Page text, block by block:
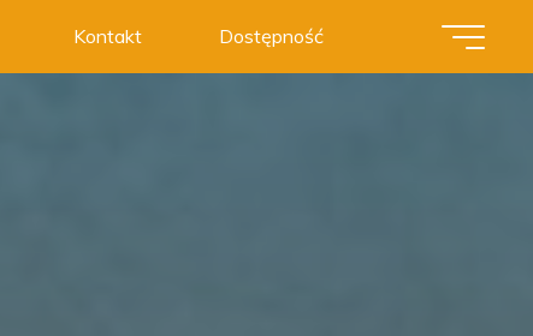
Kontakt Dostępność